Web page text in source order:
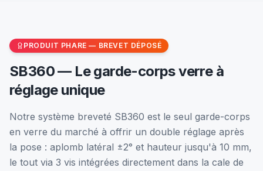
PRODUIT PHARE — BREVET DÉPOSÉ
SB360 — Le garde-corps verre à
réglage unique
Notre système breveté SB360 est le seul garde-corps
en verre du marché à offrir un double réglage après
la pose : aplomb latéral ±2° et hauteur jusqu'à 10 mm,
le tout via 3 vis intégrées directement dans la cale de